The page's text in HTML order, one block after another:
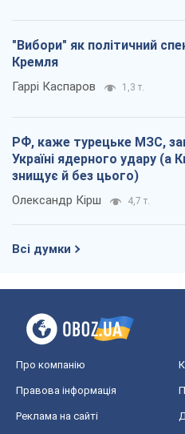
"Вибори" як політичний
Кремля
Гаррі Каспаров 1,3 т.
РФ, каже турецьке МЗС,
Україні ядерного удару (а
знищує й без цього)
Олександр Кірш 4,7 т.
Всі думки
Про компанію
Правова інформація
Реклама на сайті